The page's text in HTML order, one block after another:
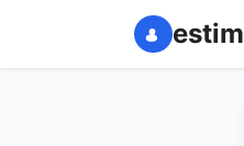
estim